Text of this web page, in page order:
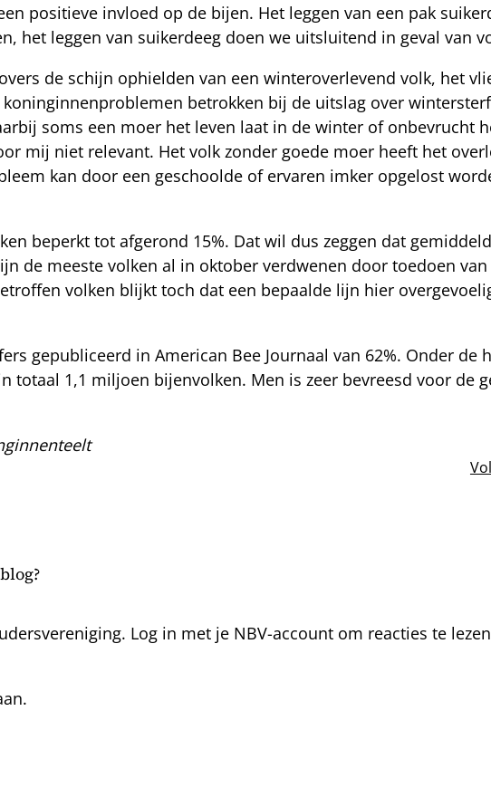
positieve invloed op de bijen. Het leggen van een pak
het leggen van suikerdeeg doen we uitsluitend in geval van
de schijn ophielden van een winteroverlevend volk, het
betrokken bij de uitslag over
soms een moer het leven laat in de winter of onbevrucht
mij niet relevant. Het volk zonder goede moer heeft het
kan door een geschoolde of ervaren imker opgelost
beperkt tot afgerond 15%. Dat wil dus zeggen dat
de meeste volken al in oktober verdwenen door toedoen van
volken blijkt toch dat een bepaalde lijn hier
gepubliceerd in American Bee Journaal van 62%. Onder de
totaal 1,1 miljoen bijenvolken. Men is zeer bevreesd voor de
Log in met je NBV-account om reacties te